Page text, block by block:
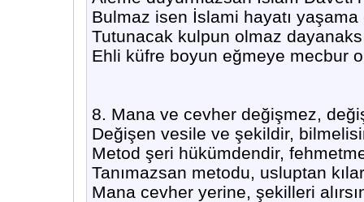
Bulmaz isen İslami hayatı
Tutunacak kulpun olmaz
Ehli küfre boyun eğmeye mecbur
8. Mana ve cevher değişmez,
Değişen vesile ve şekildir,
Metod şeri hükümdendir,
Tanımazsan metodu, usluptan
Mana cevher yerine, şekilleri